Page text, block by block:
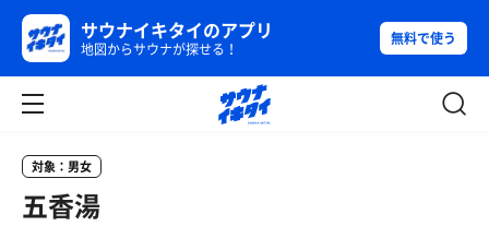
サウナイキタイのアプリ
地図からサウナが探せる！
無料で使う
対象：男女
五香湯